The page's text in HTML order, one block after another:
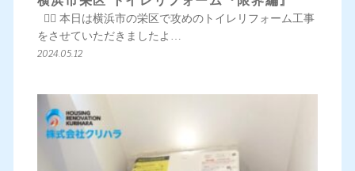
💁‍♀️ 本日は横浜市の栄区で攻めのトイレリフォーム工事
をさせていただきましたよ…
2024.05.12